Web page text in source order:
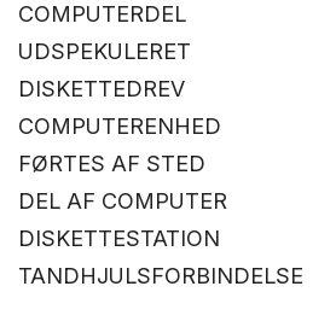
COMPUTERDEL
UDSPEKULERET
DISKETTEDREV
COMPUTERENHED
FØRTES AF STED
DEL AF COMPUTER
DISKETTESTATION
TANDHJULSFORBINDELSE